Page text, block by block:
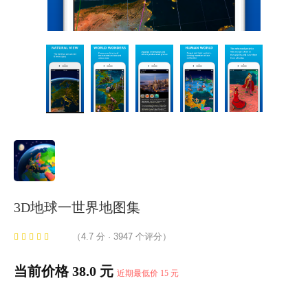
3D地球一世界地图集
（4.7 分 · 3947 个评分）
当前价格 38.0 元 近期最低价 15 元